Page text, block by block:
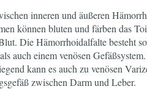
inneren und äußeren
können bluten und färben das
Die Hämorrhoidalfalte besteht
auch einem venösen
kann es auch zu venösen
zwischen Darm und Leber.